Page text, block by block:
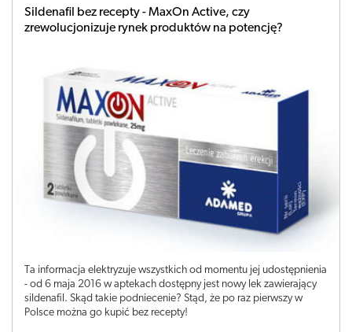
Sildenafil bez recepty - MaxOn Active, czy
zrewolucjonizuje rynek produktów na potencję?
Ta informacja elektryzuje wszystkich od momentu jej udostępnienia
- od 6 maja 2016 w aptekach dostępny jest nowy lek zawierający
sildenafil. Skąd takie podniecenie? Stąd, że po raz pierwszy w
Polsce można go kupić bez recepty!